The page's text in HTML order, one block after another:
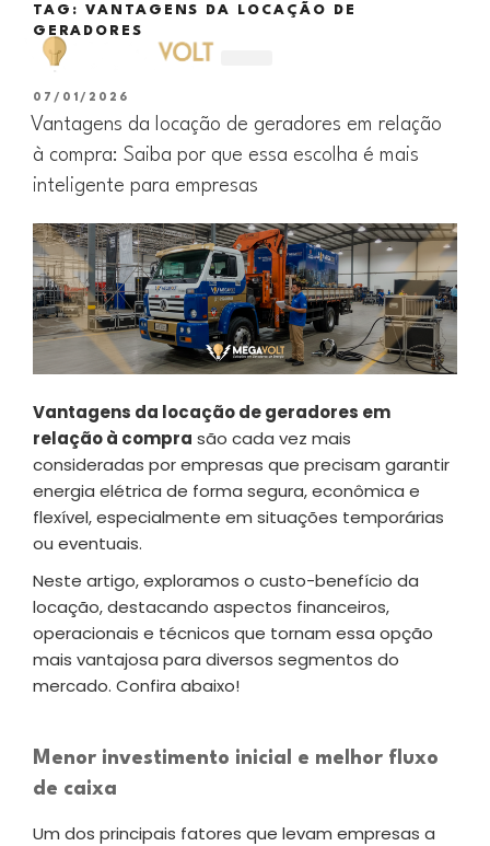
TAG: VANTAGENS DA LOCAÇÃO DE
GERADORES
07/01/2026
Vantagens da locação de geradores em relação
à compra: Saiba por que essa escolha é mais
inteligente para empresas
Vantagens da locação de geradores em
relação à compra são cada vez mais
consideradas por empresas que precisam garantir
energia elétrica de forma segura, econômica e
flexível, especialmente em situações temporárias
ou eventuais.
Neste artigo, exploramos o custo-benefício da
locação, destacando aspectos financeiros,
operacionais e técnicos que tornam essa opção
mais vantajosa para diversos segmentos do
mercado. Confira abaixo!
Menor investimento inicial e melhor fluxo
de caixa
Um dos principais fatores que levam empresas a